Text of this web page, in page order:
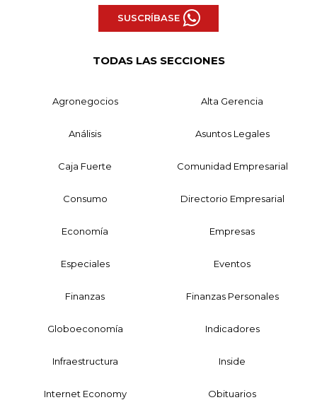
SUSCRÍBASE
TODAS LAS SECCIONES
Agronegocios Alta Gerencia
Análisis Asuntos Legales
Caja Fuerte Comunidad Empresarial
Consumo Directorio Empresarial
Economía Empresas
Especiales Eventos
Finanzas Finanzas Personales
Globoeconomía Indicadores
Infraestructura Inside
Internet Economy Obituarios